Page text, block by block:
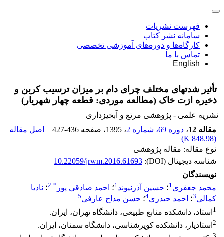
فهرست نشریات
سامانه نشر کتاب
کارگاه‌ها و دوره‌های آموزشی تخصصی
تماس با ما
English
تأثیر شدت‏های مختلف چرای دام بر میزان ترسیب کربن و
ذخیره ازت خاک (مطالعه موردی: قطعه چهار شهریار)
نشریه علمی - پژوهشی مرتع و آبخیزداری
مقاله 12
، دوره 69، شماره 2 ، 1395 ، صفحه 427-436
اصل مقاله
(
848.98 K
)
نوع مقاله: مقاله پژوهشی
شناسه دیجیتال (DOI):
10.22059/jrwm.2016.61693
نویسندگان
محمد جعفری1؛ حسین آذرنیوند1؛ احمد صادقی پور *
2؛ نادیا
کمالی3؛ احمد حیدری4؛ حسن مداح عارفی5
1 استاد، دانشکده منابع طبیعی، دانشگاه تهران، ایران.
2 استادیار، دانشکده کویرشناسی، دانشگاه سمنان، ایران.